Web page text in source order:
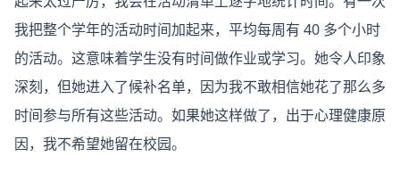
我把整个学年的活动时间加起来，平均每周有 40 多个小时
的活动。这意味着学生没有时间做作业或学习。她令人印象
深刻，但她进入了候补名单，因为我不敢相信她花了那么多
时间参与所有这些活动。如果她这样做了，出于心理健康原
因，我不希望她留在校园。